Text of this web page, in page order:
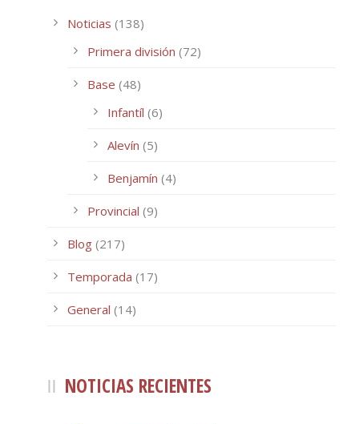
Noticias (138)
Primera división (72)
Base (48)
Infantíl (6)
Alevín (5)
Benjamín (4)
Provincial (9)
Blog (217)
Temporada (17)
General (14)
NOTICIAS RECIENTES